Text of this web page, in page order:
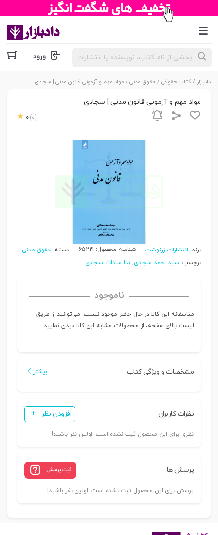
جستجوی
محصولات ورود
دادبازار /کتاب حقوقی /حقوق مدنی / مواد مهم و آزمونی قانون مدنی | سجادی
مواد مهم و آزمونی قانون مدنی | سجادی
0 (0)
برند: انتشارات زرنوشت شناسه محصول: 65219 دسته: حقوق مدنی
برچسب: سید احمد سجادی, ندا سادات سجادی
ناموجود
متاسفانه این کالا در حال حاضر موجود نیست. می‌توانید از طریق
لیست بالای صفحه، از محصولات مشابه این کالا دیدن نمایید.
مشخصات و ویژگی کتاب بیشتر
نظرات کاربران افزودن نظر
نظری برای این محصول ثبت نشده است. اولین نفر باشید!
پرسش ها ثبت پرسش
پرسش برای این محصول ثبت نشده است. اولین نفر باشید!